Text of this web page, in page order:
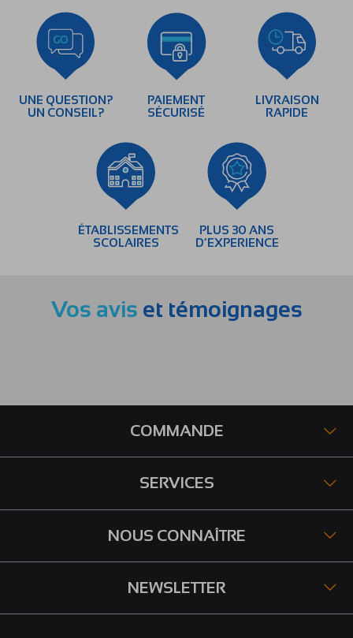
UNE QUESTION?
UN CONSEIL?
PAIEMENT
SÉCURISÉ
LIVRAISON
RAPIDE
ÉTABLISSEMENTS
SCOLAIRES
PLUS 30 ANS
D’EXPERIENCE
Vos avis et témoignages
COMMANDE
SERVICES
NOUS CONNAÎTRE
NEWSLETTER